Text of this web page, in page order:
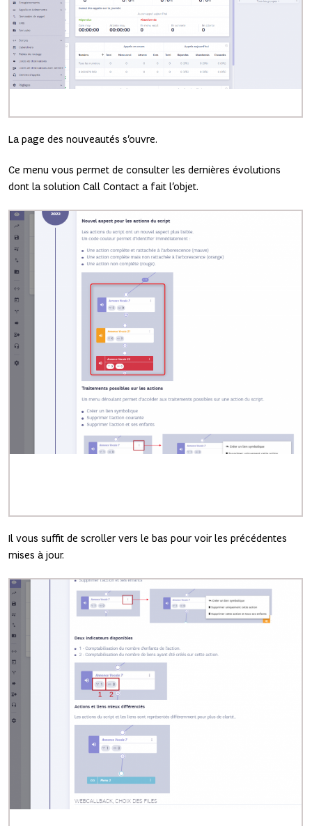
La page des nouveautés s’ouvre.
Ce menu vous permet de consulter les dernières évolutions
dont la solution Call Contact a fait l’objet.
Il vous suffit de scroller vers le bas pour voir les précédentes
mises à jour.